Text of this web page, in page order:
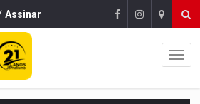
Assinar